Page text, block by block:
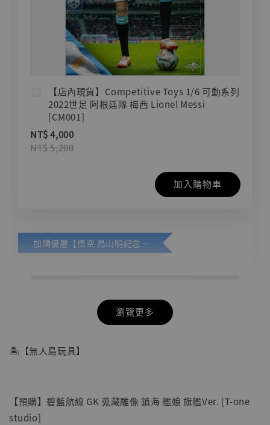
【店內現貨】Competitive Toys 1/6 可動系列
2022世足 阿根廷隊 梅西 Lionel Messi
[CM001]
NT$ 4,000
NT$ 5,200
加入購物車
加購優惠【悟空 鳥山明紀念款 [奇蹟工作室]】
瀏覽更多
🏝【無人島玩具】
【預購】碧藍航線 GK 蒐藏雕像 鎮海 艦娘 旗艦Ver. [T-one
studio]